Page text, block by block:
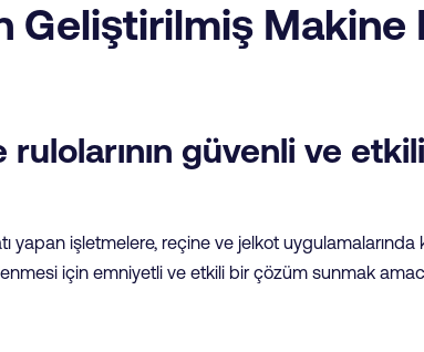
Geliştirilmiş
güvenli ve
yapan işletmelere, reçine ve jelkot uygulamalarında
için emniyetli ve etkili bir çözüm sunmak